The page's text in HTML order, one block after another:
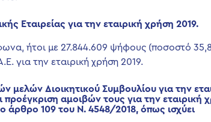
Εταιρείας για την εταιρική χρήση 2019.
ήτοι με 27.844.609 ψήφους (ποσοστό
για την εταιρική χρήση 2019.
μελών Διοικητικού Συμβουλίου για την
προέγκριση αμοιβών τους για την εταιρική
άρθρο 109 του Ν. 4548/2018, όπως ισχύει